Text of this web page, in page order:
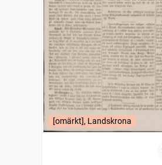
[omärkt], Landskrona